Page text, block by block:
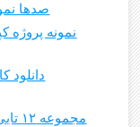
صدها